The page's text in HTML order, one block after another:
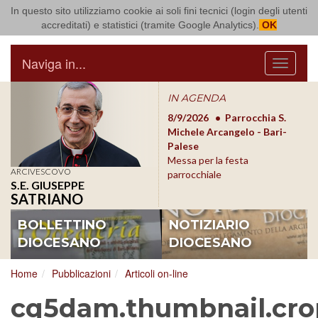
In questo sito utilizziamo cookie ai soli fini tecnici (login degli utenti
accreditati) e statistici (tramite Google Analytics). OK
Arcidiocesi di Bari Bitonto
Menu
Naviga in...
ARCIVESCOVO
S.E. GIUSEPPE
SATRIANO
IN AGENDA
8/17/2026
Conversano
Conferenza Episcopale
Pugliese
8/9/2026
Parrocchia S.
Michele Arcangelo - Bari-
Palese
Messa per la festa
parrocchiale
BOLLETTINO
DIOCESANO
NOTIZIARIO
DIOCESANO
Home Pubblicazioni Articoli on-line